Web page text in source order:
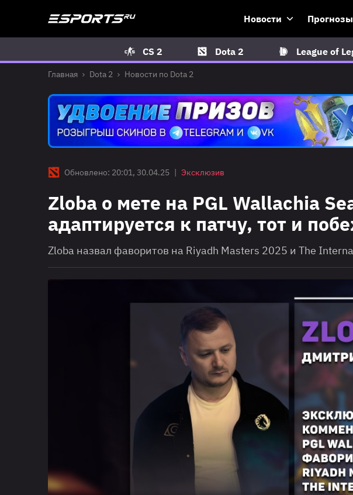
Новости Прогнозы
CS 2 Dota 2 League of
Главная Dota 2 Новости по Dota 2
Обновлено: 20:01, 30.04.25 | Эксклюзив
Zloba о мете на PGL Wallachia
адаптируется к патчу, тот и
Zloba назвал фаворитов на Riyadh Masters 2025 и The